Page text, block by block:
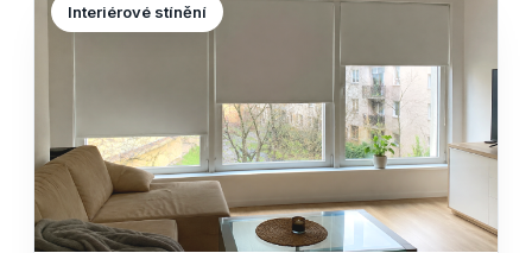
Interiérové stínění